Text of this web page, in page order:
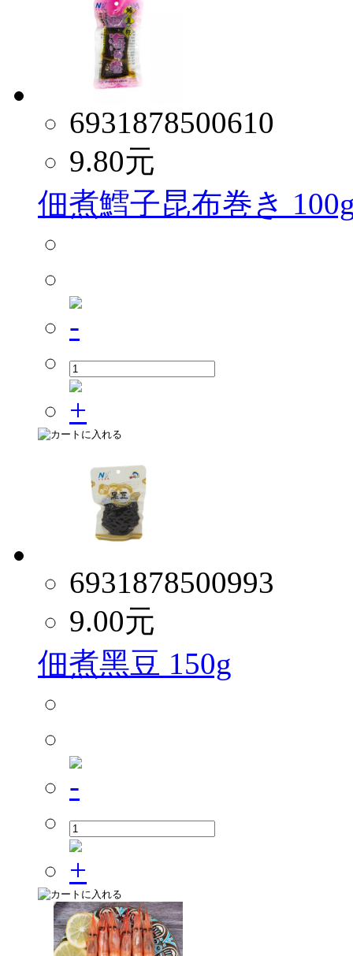
6931878500610
9.80元
佃煮鱈子昆布巻き
6931878500993
9.00元
佃煮黑豆 150g